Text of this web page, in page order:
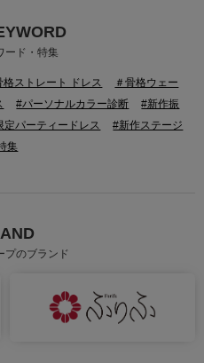
ード・特集
格ストレート ドレス
＃骨格ウェー
#パーソナルカラー診断
#新作振
定パーティードレス
#新作ステージ
集
プのブランド